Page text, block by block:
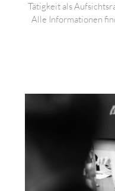
Tätigkeit als
Alle Informationen